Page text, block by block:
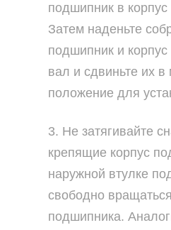
подшипник в
Затем наденьте
подшипник и
вал и сдвиньте их в
положение для
3. Не затягивайте
крепящие корпус
наружной втулке
свободно
подшипника.